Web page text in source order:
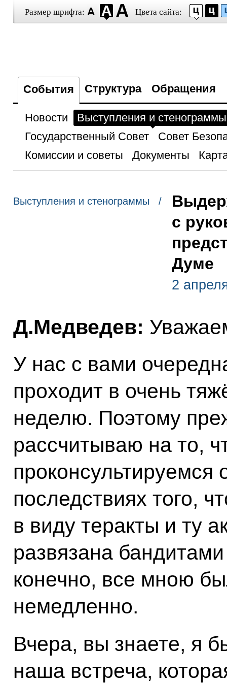
Размер шрифта: Цвета сайта:
События Структура Обращения
Новости
Выступления и стенограммы
Государственный Совет
Совет
Комиссии и советы
Документы
Выступления и стенограммы /
с
Думе
2
Д.Медведев:
У нас с вами
проходит в очень
неделю. Поэтому
рассчитываю на то,
проконсультируемся
последствиях того,
в виду теракты и ту
развязана
конечно, все мною
немедленно.
Вчера, вы знаете, я
наша встреча,